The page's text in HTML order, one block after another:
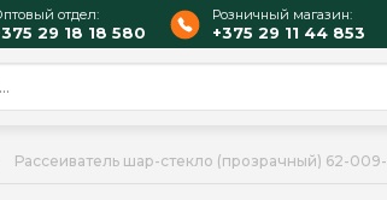
отдел:
29 18 18 580
Розничный магазин:
+375 29 11 44 853
Рассеиватель шар-стекло (прозрачный) 62-